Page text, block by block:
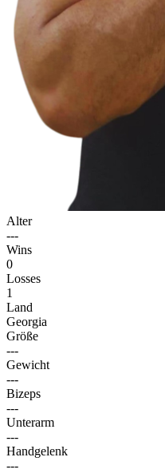
Alter
---
Wins
0
Losses
1
Land
Georgia
Größe
---
Gewicht
---
Bizeps
---
Unterarm
---
Handgelenk
---